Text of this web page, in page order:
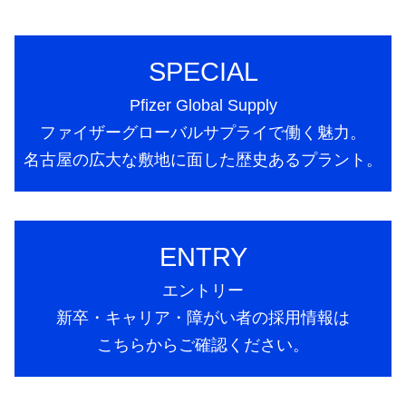
SPECIAL
Pfizer Global Supply
ファイザーグローバルサプライで働く魅力。
名古屋の広大な敷地に面した歴史あるプラント。
ENTRY
エントリー
新卒・キャリア・障がい者の採用情報は
こちらからご確認ください。